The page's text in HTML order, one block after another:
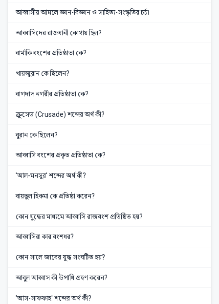
আব্বাসীয় আমলে জ্ঞান-বিজ্ঞান ও সাহিত্য-সংস্কৃতির চর্চা
আব্বাসিদের রাজধানী কোথায় ছিল?
বার্মাকি বংশের প্রতিষ্ঠাতা কে?
খায়জুরান কে ছিলেন?
বাগদাদ নগরীর প্রতিষ্ঠাতা কে?
ক্রুসেড (Crusade) শব্দের অর্থ কী?
বুরান কে ছিলেন?
আব্বাসি বংশের প্রকৃত প্রতিষ্ঠাতা কে?
'আল-মনসুর' শব্দের অর্থ কী?
বায়তুল হিকমা কে প্রতিষ্ঠা করেন?
কোন যুদ্ধের মাধ্যমে আব্বাসি রাজবংশ প্রতিষ্ঠিত হয়?
আব্বাসিরা কার বংশধর?
কোন সালে জাবের যুদ্ধ সংঘটিত হয়?
আবুল আব্বাস কী উপাধি গ্রহণ করেন?
'আস-সাফফাহ' শব্দের অর্থ কী?